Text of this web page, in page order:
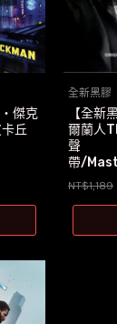
‧傑克
丘
全新黑膠
【全新
爾蘭人
聲
帶/
9471
NT$1,189